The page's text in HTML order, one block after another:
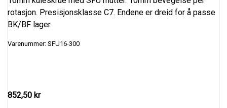
rotasjon. Presisjonsklasse C7. Endene er dreid for å passe
BK/BF lager.
Varenummer: SFU16-300
852,50 kr